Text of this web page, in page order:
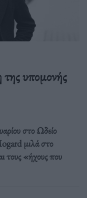
υπομονής
στο Ωδείο
μιλά στο
τους «ήχους που